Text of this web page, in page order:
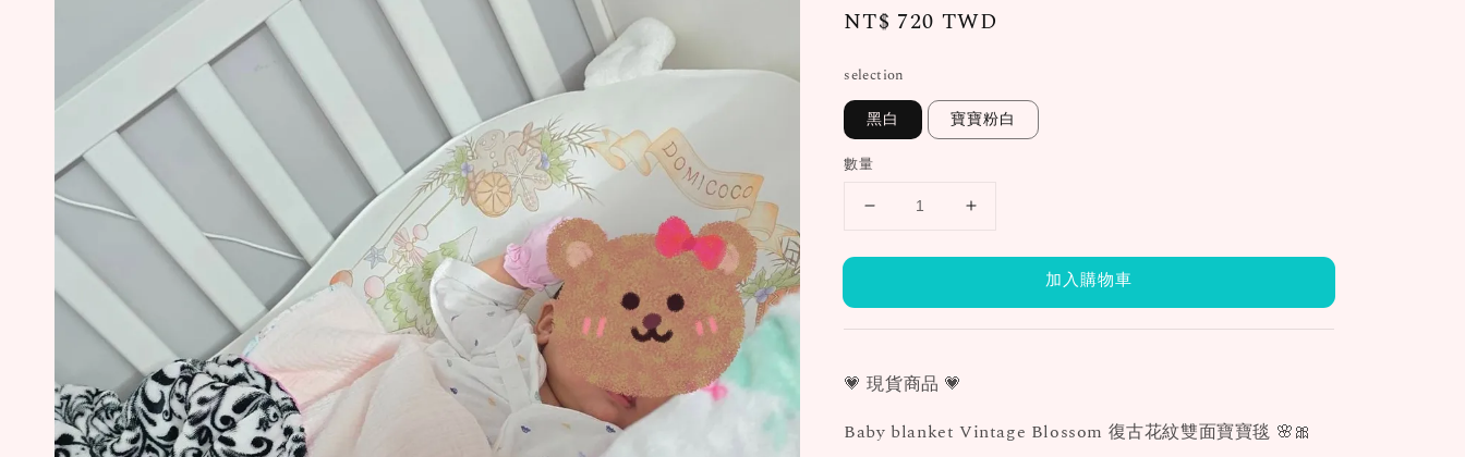
Regular
NT$ 720 TWD
selection
黑白 寶寶粉白
數量
加入購物車
💗 現貨商品 💗
Baby blanket Vintage Blossom 復古花紋雙面寶寶毯 🌸🎀